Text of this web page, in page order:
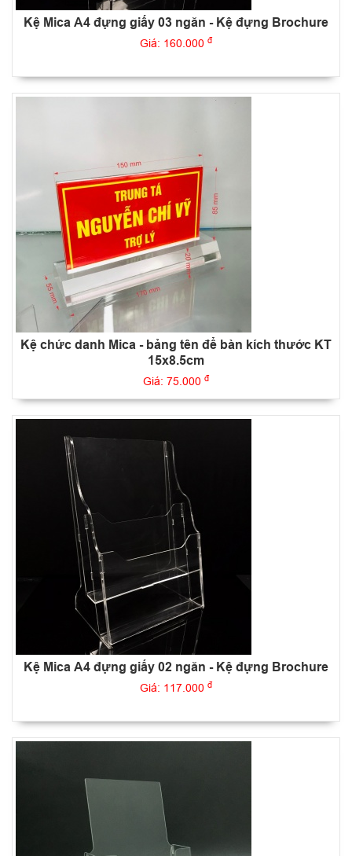
Kệ Mica A4 đựng giấy 03 ngăn - Kệ đựng Brochure
Giá: 160.000 đ
Kệ chức danh Mica - bảng tên để bàn kích thước KT
15x8.5cm
Giá: 75.000 đ
Kệ Mica A4 đựng giấy 02 ngăn - Kệ đựng Brochure
Giá: 117.000 đ